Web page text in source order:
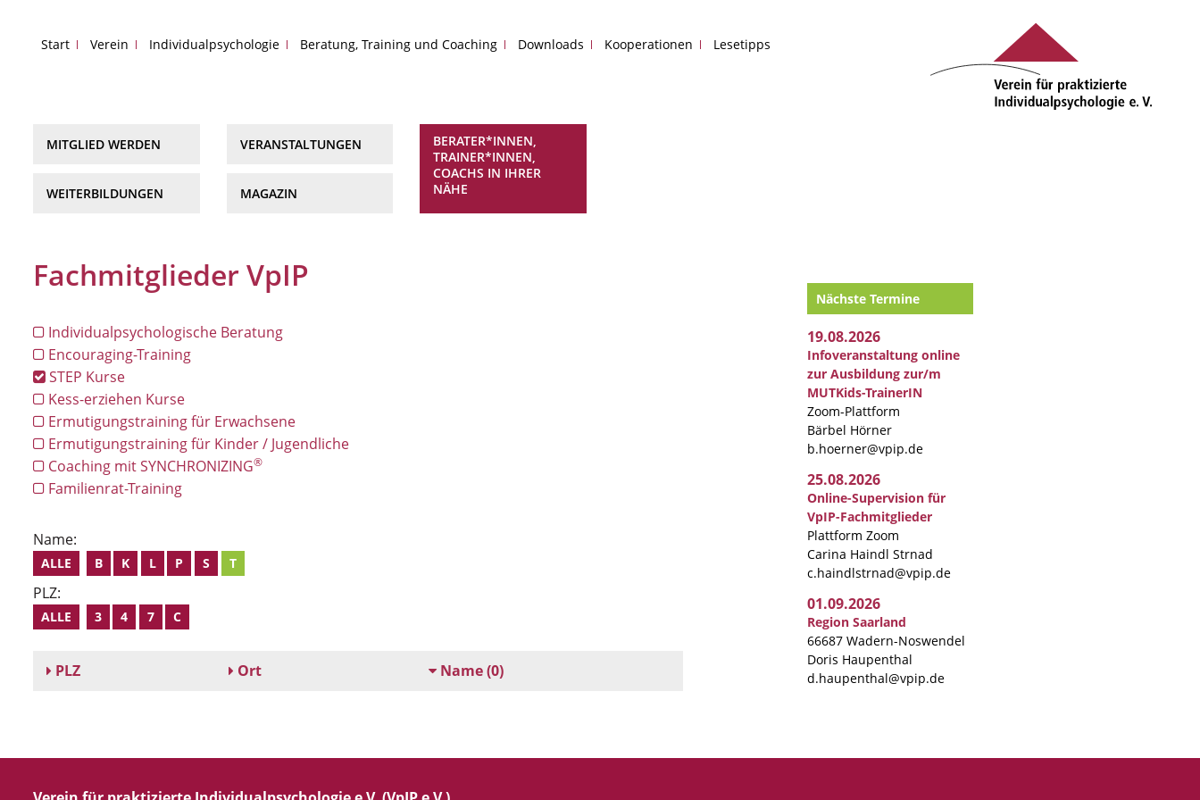
Start Verein Individualpsychologie Beratung, Training und Coaching Downloads Kooperationen Lesetipps
MITGLIED WERDEN
WEITERBILDUNGEN
VERANSTALTUNGEN
MAGAZIN
BERATER*INNEN,
TRAINER*INNEN,
COACHS IN IHRER
NÄHE
Fachmitglieder VpIP
Individualpsychologische Beratung
Encouraging-Training
STEP Kurse
Kess-erziehen Kurse
Ermutigungstraining für Erwachsene
Ermutigungstraining für Kinder / Jugendliche
Coaching mit SYNCHRONIZING®
Familienrat-Training
Name:
ALLE B K L P S T
PLZ:
ALLE 3 4 7 C
PLZ Ort Name(0)
Nächste Termine
19.08.2026
Infoveranstaltung online
zur Ausbildung zur/m
MUTKids-TrainerIN
Zoom-Plattform
Bärbel Hörner
b.hoerner@vpip.de
25.08.2026
Online-Supervision für
VpIP-Fachmitglieder
Plattform Zoom
Carina Haindl Strnad
c.haindlstrnad@vpip.de
01.09.2026
Region Saarland
66687 Wadern-Noswendel
Doris Haupenthal
d.haupenthal@vpip.de